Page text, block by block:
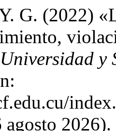
G. (2022)
Universidad y
2026).